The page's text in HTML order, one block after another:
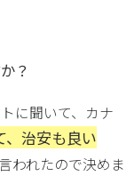
？
に聞いて、カナ
、治安も良い
われたので決めま